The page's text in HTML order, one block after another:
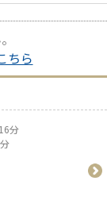
ちら
分